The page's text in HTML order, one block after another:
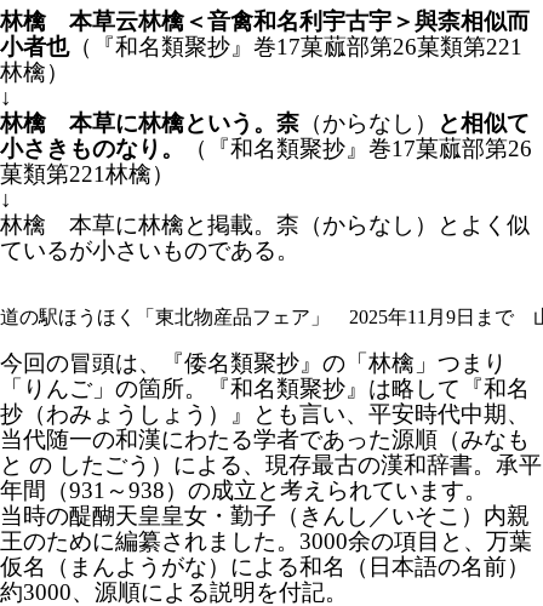
林檎 本草云林檎＜音禽和名利宇古宇＞與柰相似而
小者也（『和名類聚抄』巻17菓蓏部第26菓類第221
林檎）
↓
林檎 本草に林檎という。柰 （からなし）
と相似て
小さきものなり。
（『和名類聚抄』巻17菓蓏部第26
菓類第221林檎）
↓
林檎 本草に林檎と掲載。柰（からなし）とよく似
ているが小さいものである。
道の駅ほうほく「東北物産品フェア」 2025年11月9日まで
今回の冒頭は、『倭名類聚抄』の「林檎」つまり
「りんご」の箇所。『和名類聚抄』は略して『和名
抄（わみょうしょう）』とも言い、平安時代中期、
当代随一の和漢にわたる学者であった源順（みなも
と の したごう）による、現存最古の漢和辞書。承平
年間（931～938）の成立と考えられています。
当時の醍醐天皇皇女・勤子（きんし／いそこ）内親
王のために編纂されました。3000余の項目と、万葉
仮名（まんようがな）による和名（日本語の名前）
約3000、源順による説明を付記。